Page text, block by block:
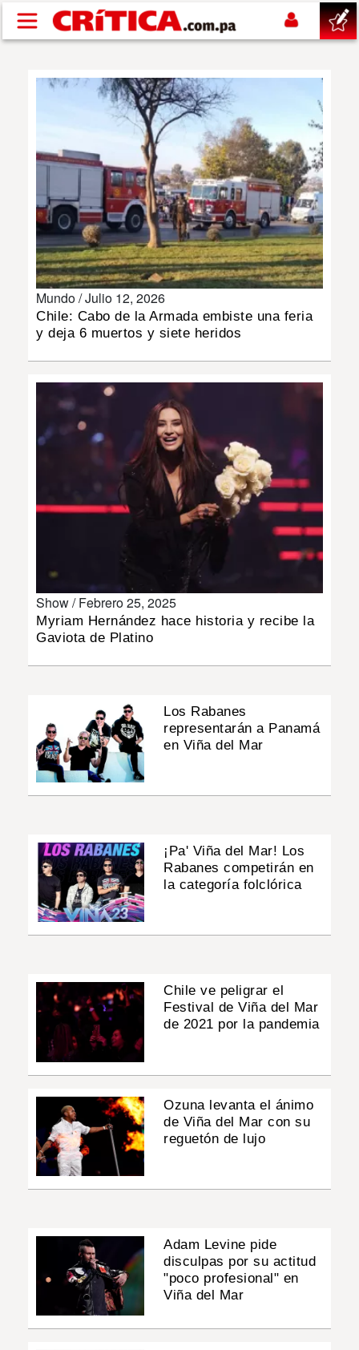
Pasar al contenido principal
NACIONAL
POLÍTICA
SHOW
DEPORTES
MUNDO
INSÓLITAS
MULTIMEDIA
Mundo /Julio 12, 2026
Chile: Cabo de la Armada embiste una feria
y deja 6 muertos y siete heridos
Show /Febrero 25, 2025
Myriam Hernández hace historia y recibe la
Gaviota de Platino
Los Rabanes
representarán a Panamá
en Viña del Mar
¡Pa' Viña del Mar! Los
Rabanes competirán en
la categoría folclórica
Chile ve peligrar el
Festival de Viña del Mar
de 2021 por la pandemia
Ozuna levanta el ánimo
de Viña del Mar con su
reguetón de lujo
Adam Levine pide
disculpas por su actitud
"poco profesional" en
Viña del Mar